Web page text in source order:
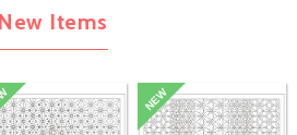
New Items
NEW